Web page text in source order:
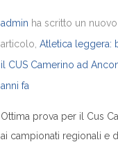
admin ha scritto un nuovo
articolo, Atletica leggera:
il CUS Camerino ad
anni fa
Ottima prova per il Cus
ai campionati regionali e